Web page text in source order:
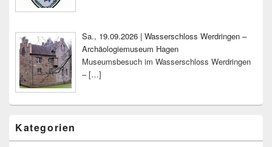
Sa., 19.09.2026 | Wasserschloss Werdringen –
Archäologiemuseum Hagen
Museumsbesuch im Wasserschloss Werdringen
–[…]
Kategorien